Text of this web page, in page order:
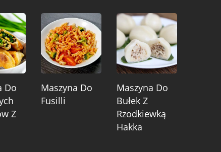
Do
Z
Maszyna Do
Fusilli
Maszyna Do
Bułek Z
Rzodkiewką
Hakka